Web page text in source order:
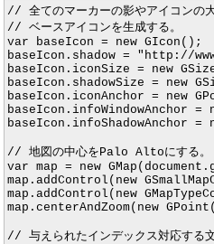
// 全てのマーカーの影やアイコンの
// ベースアイコンを生成する。
var baseIcon = new GIcon();
baseIcon.shadow = "http://
baseIcon.iconSize = new
baseIcon.shadowSize = new
baseIcon.iconAnchor = new
baseIcon.infoWindowAnchor
baseIcon.infoShadowAnchor
// 地図の中心をPalo Altoにする。
var map = new
map.addControl(new
map.addControl(new
map.centerAndZoom(new
// 与えられたインデックス対応する